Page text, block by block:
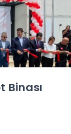
Binası